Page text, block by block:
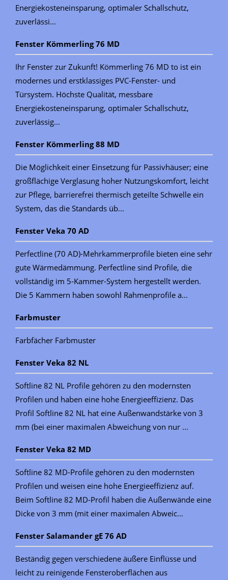
Energiekosteneinsparung, optimaler Schallschutz,
zuverlässi...
Fenster Kömmerling 76 MD
Ihr Fenster zur Zukunft! Kömmerling 76 MD to ist ein
modernes und erstklassiges PVC-Fenster- und
Türsystem. Höchste Qualität, messbare
Energiekosteneinsparung, optimaler Schallschutz,
zuverlässig...
Fenster Kömmerling 88 MD
Die Möglichkeit einer Einsetzung für Passivhäuser; eine
großflächige Verglasung hoher Nutzungskomfort, leicht
zur Pflege, barrierefrei thermisch geteilte Schwelle ein
System, das die Standards üb...
Fenster Veka 70 AD
Perfectline (70 AD)-Mehrkammerprofile bieten eine sehr
gute Wärmedämmung. Perfectline sind Profile, die
vollständig im 5-Kammer-System hergestellt werden.
Die 5 Kammern haben sowohl Rahmenprofile a...
Farbmuster
Farbfächer Farbmuster
Fenster Veka 82 NL
Softline 82 NL Profile gehören zu den modernsten
Profilen und haben eine hohe Energieeffizienz. Das
Profil Softline 82 NL hat eine Außenwandstärke von 3
mm (bei einer maximalen Abweichung von nur ...
Fenster Veka 82 MD
Softline 82 MD-Profile gehören zu den modernsten
Profilen und weisen eine hohe Energieeffizienz auf.
Beim Softline 82 MD-Profil haben die Außenwände eine
Dicke von 3 mm (mit einer maximalen Abweic...
Fenster Salamander gE 76 AD
Beständig gegen verschiedene äußere Einflüsse und
leicht zu reinigende Fensteroberflächen aus